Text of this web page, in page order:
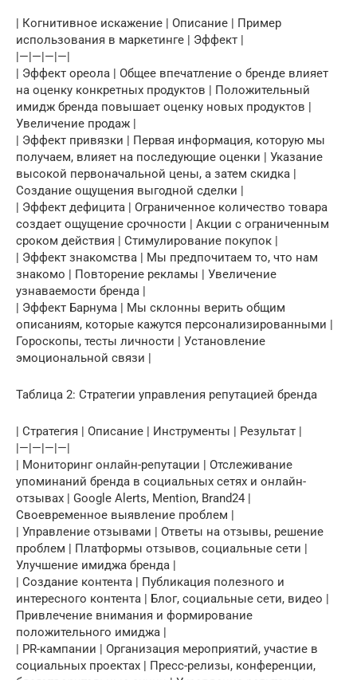
| Когнитивное искажение | Описание | Пример
использования в маркетинге | Эффект |
|—|—|—|—|
| Эффект ореола | Общее впечатление о бренде влияет
на оценку конкретных продуктов | Положительный
имидж бренда повышает оценку новых продуктов |
Увеличение продаж |
| Эффект привязки | Первая информация, которую мы
получаем, влияет на последующие оценки | Указание
высокой первоначальной цены, а затем скидка |
Создание ощущения выгодной сделки |
| Эффект дефицита | Ограниченное количество товара
создает ощущение срочности | Акции с ограниченным
сроком действия | Стимулирование покупок |
| Эффект знакомства | Мы предпочитаем то, что нам
знакомо | Повторение рекламы | Увеличение
узнаваемости бренда |
| Эффект Барнума | Мы склонны верить общим
описаниям, которые кажутся персонализированными |
Гороскопы, тесты личности | Установление
эмоциональной связи |
Таблица 2: Стратегии управления репутацией бренда
| Стратегия | Описание | Инструменты | Результат |
|—|—|—|—|
| Мониторинг онлайн-репутации | Отслеживание
упоминаний бренда в социальных сетях и онлайн-
отзывах | Google Alerts, Mention, Brand24 |
Своевременное выявление проблем |
| Управление отзывами | Ответы на отзывы, решение
проблем | Платформы отзывов, социальные сети |
Улучшение имиджа бренда |
| Создание контента | Публикация полезного и
интересного контента | Блог, социальные сети, видео |
Привлечение внимания и формирование
положительного имиджа |
| PR-кампании | Организация мероприятий, участие в
социальных проектах | Пресс-релизы, конференции,